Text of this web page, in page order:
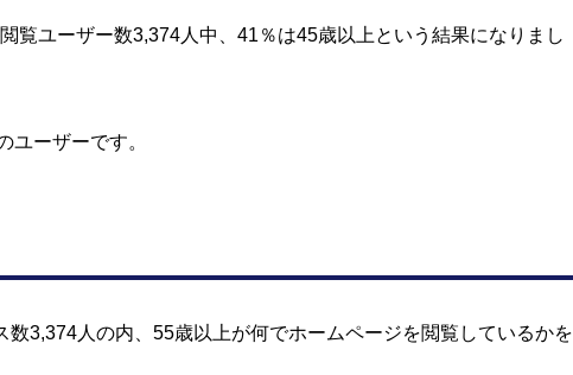
覧ユーザー数3,374人中、41％は45歳以上という結果になりまし
ユーザーです。
数3,374人の内、55歳以上が何でホームページを閲覧しているかを